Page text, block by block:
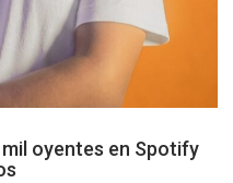
oyentes en Spotify